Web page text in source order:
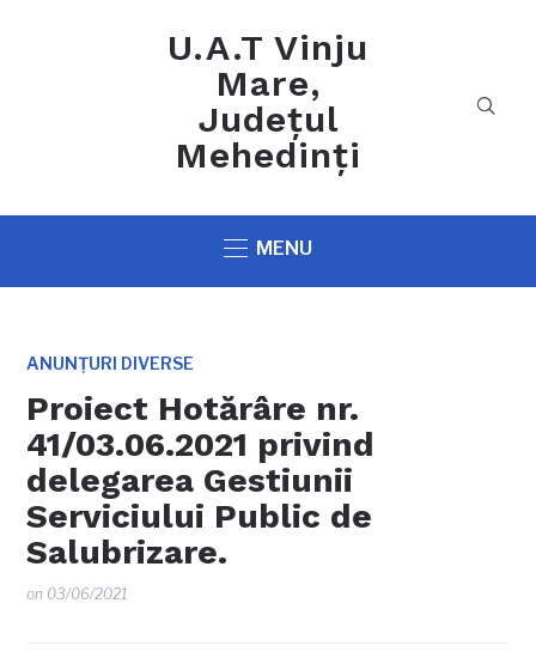
U.A.T Vinju
Mare,
Județul
Mehedinți
MENU
ANUNȚURI DIVERSE
Proiect Hotărâre nr.
41/03.06.2021 privind
delegarea Gestiunii
Serviciului Public de
Salubrizare.
on 03/06/2021